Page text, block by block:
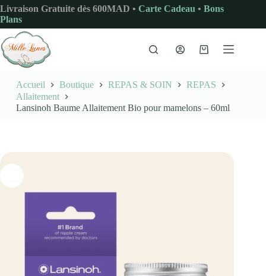
Passer
au
contenu
Livraison Gratuite dès 600MAD • Carte Cadeau • Bons
Plans
Panier
Accueil Boutique REPAS & SOIN
REPAS
Allaitement
Lansinoh Baume Allaitement Bio pour mamelons – 60ml